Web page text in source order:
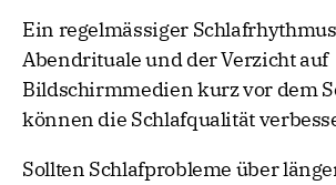
Ein regelmässiger
Abendrituale und der Verzicht auf
Bildschirmmedien kurz vor dem
können die Schlafqualität
Sollten Schlafprobleme über